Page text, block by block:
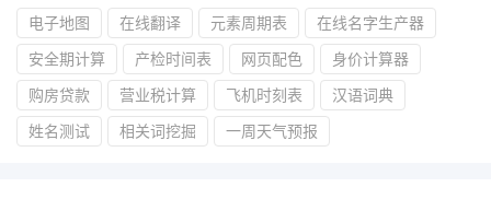
电子地图 在线翻译 元素周期表 在线名字生产器
安全期计算 产检时间表 网页配色 身价计算器
购房贷款 营业税计算 飞机时刻表 汉语词典
姓名测试 相关词挖掘 一周天气预报